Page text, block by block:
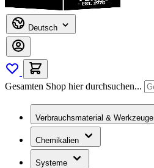
Deutsch
Gesamten Shop hier durchsuchen...
Verbrauchsmaterial & Werkzeuge
Chemikalien
Systeme